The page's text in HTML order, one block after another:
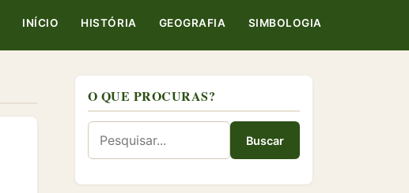
INÍCIO HISTÓRIA GEOGRAFIA SIMBOLOGIA
O QUE PROCURAS?
Buscar